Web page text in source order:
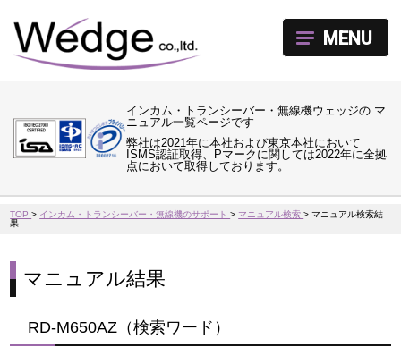
インカム・トランシーバー・無線機ウェッジの マ
ニュアル一覧ページです
弊社は2021年に本社および東京本社において
ISMS認証取得、Pマークに関しては2022年に全拠
点において取得しております。
MENU
TOP> インカム・トランシーバー・無線機のサポート>マニュアル検索>マニュアル検索結
果
マニュアル結果
RD-M650AZ（検索ワード）